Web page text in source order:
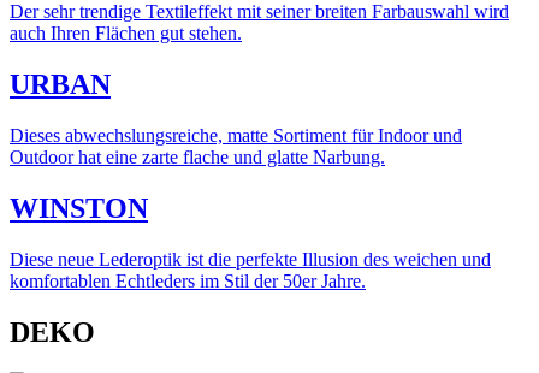
Der sehr trendige Textileffekt mit seiner breiten Farbauswahl wird
auch Ihren Flächen gut stehen.
URBAN
Dieses abwechslungsreiche, matte Sortiment für Indoor und
Outdoor hat eine zarte flache und glatte Narbung.
WINSTON
Diese neue Lederoptik ist die perfekte Illusion des weichen und
komfortablen Echtleders im Stil der 50er Jahre.
DEKO